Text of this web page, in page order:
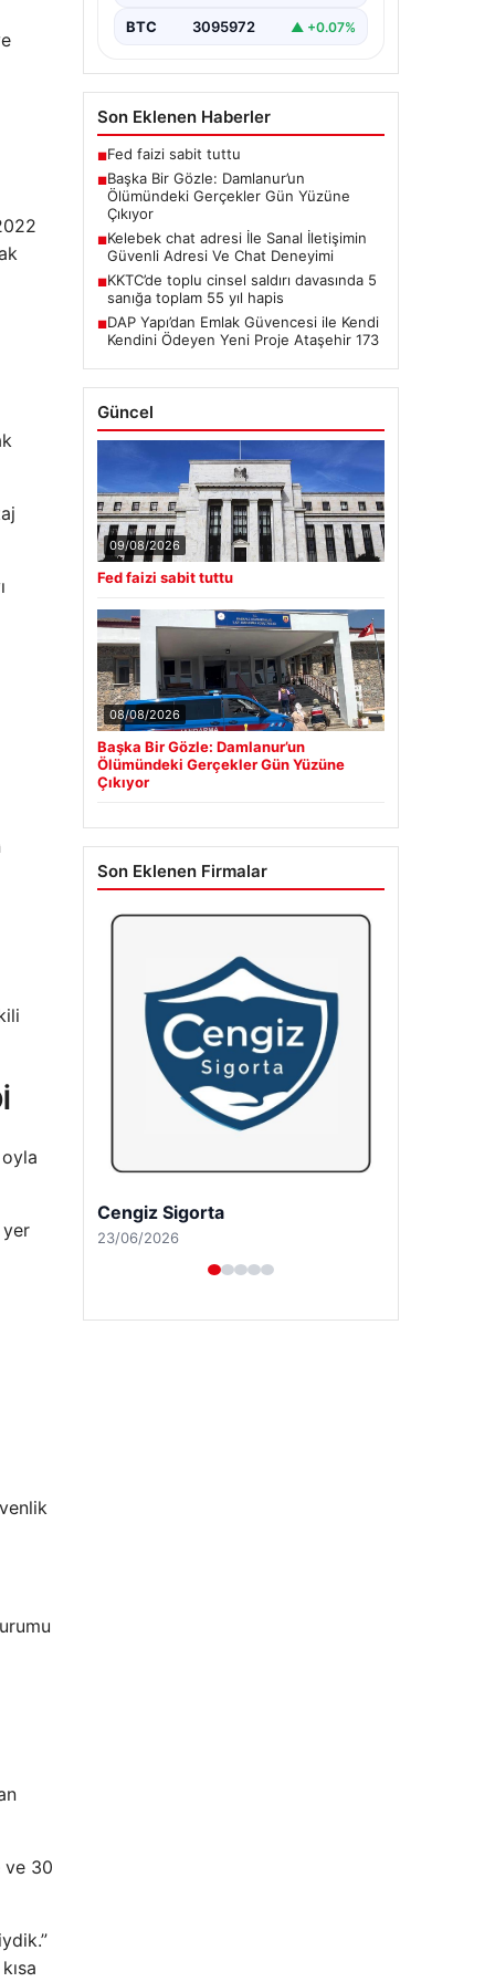
yer
ve 30
BTC 3095972 ▲ +0.07%
Son Eklenen Haberler
■Fed faizi sabit tuttu
■Başka Bir Gözle: Damlanur’un
Ölümündeki Gerçekler Gün Yüzüne
Çıkıyor
■Kelebek chat adresi İle Sanal İletişimin
Güvenli Adresi Ve Chat Deneyimi
■KKTC’de toplu cinsel saldırı davasında 5
sanığa toplam 55 yıl hapis
■DAP Yapı’dan Emlak Güvencesi ile Kendi
Kendini Ödeyen Yeni Proje Ataşehir 173
Güncel
09/08/2026
Fed faizi sabit tuttu
08/08/2026
Başka Bir Gözle: Damlanur’un
Ölümündeki Gerçekler Gün Yüzüne
Çıkıyor
Son Eklenen Firmalar
Hastaş Beton
26/05/2026